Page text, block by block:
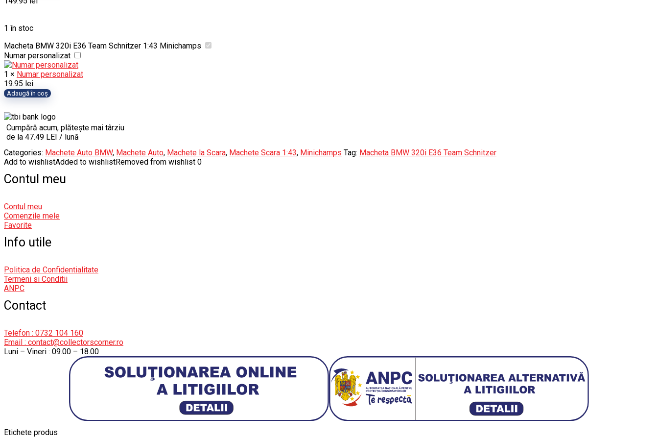
1 în stoc
Macheta BMW 320i E36 Team Schnitzer 1:43 Minichamps
Numar personalizat
1 × Numar personalizat
19.95 lei
Cantitate
BMW
320i
E36
Team
Schnitzer
1:43
Minichamps
Adaugă în coș
Cumpără acum, plătește mai târziu
de la 47.49 LEI / lună
Categories: Machete Auto BMW, Machete Auto, Machete la Scara, Machete Scara 1:43, Minichamps Tag: Macheta BMW 320i E36 Team Schnitzer
Add to wishlistAdded to wishlistRemoved from wishlist 0
Contul meu
Contul meu
Comenzile mele
Favorite
Info utile
Politica de Confidentialitate
Termeni si Conditii
ANPC
Contact
Telefon : 0732 104 160
Email : contact@collectorscorner.ro
Luni – Vineri : 09.00 – 18.00
Etichete produs